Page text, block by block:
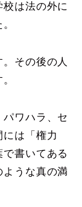
校は法の外に
その後の人
ワハラ、セ
は「権力
書いてある
うな真の満